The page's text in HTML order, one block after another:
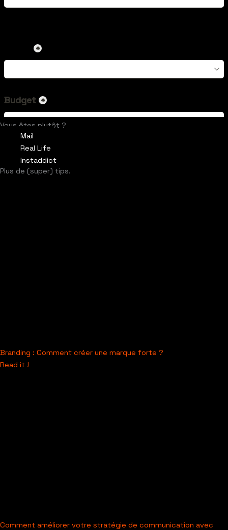
Vous êtes plutôt ?
Mail
Real Life
Instaddict
Plus de (super) tips.
Branding : Comment créer une marque forte ?
Read it !
Comment améliorer votre stratégie de communication avec